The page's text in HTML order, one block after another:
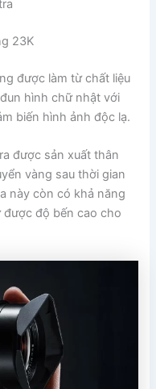
23K
được làm từ chất liệu
hình chữ nhật với
biến hình ảnh độc lạ.
được sản xuất thân
vàng sau thời gian
này còn có khả năng
độ bến cao cho